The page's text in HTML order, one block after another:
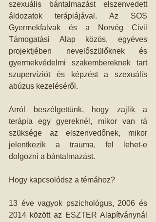
szexuális bántalmazást elszenvedett
áldozatok terápiájával. Az SOS
Gyermekfalvak és a Norvég Civil
Támogatási Alap közös, egyéves
projektjében nevelőszülőknek és
gyermekvédelmi szakembereknek tart
szupervíziót és képzést a szexuális
abúzus kezeléséről.
Arról beszélgettünk, hogy zajlik a
terápia egy gyereknél, mikor van rá
szüksége az elszenvedőnek, mikor
jelentkezik a trauma, fel lehet-e
dolgozni a bántalmazást.
Hogy kapcsolódsz a témához?
13 éve vagyok pszichológus, 2006 és
2014 között az ESZTER Alapítványnál